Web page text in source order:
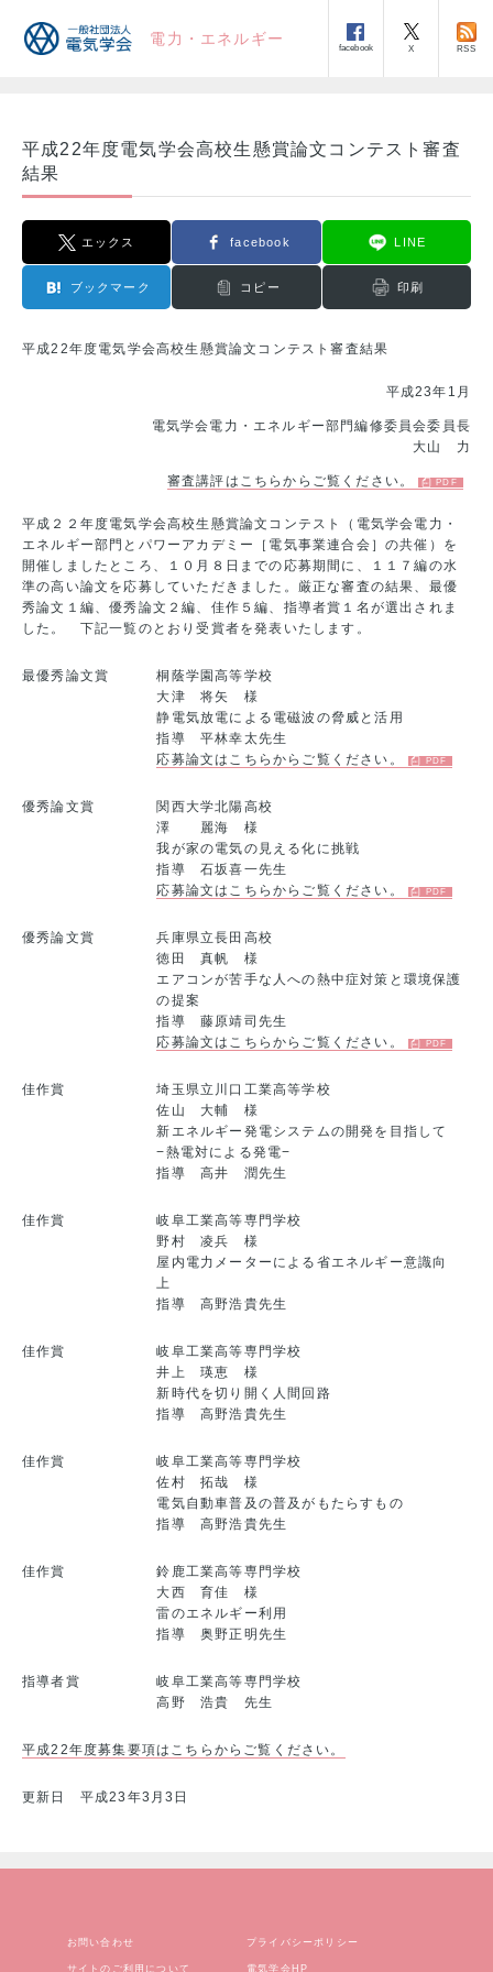
電力・エネルギー
facebook X RSS
平成22年度電気学会高校生懸賞論文コンテスト審査
結果
エックス facebook LINE
ブックマーク コピー 印刷
平成22年度電気学会高校生懸賞論文コンテスト審査結果
平成23年1月
電気学会電力・エネルギー部門編修委員会委員長
大山 力
審査講評はこちらからご覧ください。
平成２２年度電気学会高校生懸賞論文コンテスト（電気学会電力・
エネルギー部門とパワーアカデミー［電気事業連合会］の共催）を
開催しましたところ、１０月８日までの応募期間に、１１７編の水
準の高い論文を応募していただきました。厳正な審査の結果、最優
秀論文１編、優秀論文２編、佳作５編、指導者賞１名が選出されま
した。 下記一覧のとおり受賞者を発表いたします。
最優秀論文賞
桐蔭学園高等学校
大津 将矢 様
静電気放電による電磁波の脅威と活用
指導 平林幸太先生
応募論文はこちらからご覧ください。
優秀論文賞
関西大学北陽高校
澤 麗海 様
我が家の電気の見える化に挑戦
指導 石坂喜一先生
応募論文はこちらからご覧ください。
優秀論文賞
兵庫県立長田高校
徳田 真帆 様
エアコンが苦手な人への熱中症対策と環境保護
の提案
指導 藤原靖司先生
応募論文はこちらからご覧ください。
佳作賞
埼玉県立川口工業高等学校
佐山 大輔 様
新エネルギー発電システムの開発を目指して
−熱電対による発電−
指導 高井 潤先生
佳作賞
岐阜工業高等専門学校
野村 凌兵 様
屋内電力メーターによる省エネルギー意識向
上
指導 高野浩貴先生
佳作賞
岐阜工業高等専門学校
井上 瑛恵 様
新時代を切り開く人間回路
指導 高野浩貴先生
佳作賞
岐阜工業高等専門学校
佐村 拓哉 様
電気自動車普及の普及がもたらすもの
指導 高野浩貴先生
佳作賞
鈴鹿工業高等専門学校
大西 育佳 様
雷のエネルギー利用
指導 奥野正明先生
指導者賞
岐阜工業高等専門学校
高野 浩貴 先生
平成22年度募集要項はこちらからご覧ください。
更新日 平成23年3月3日
お問い合わせ プライバシーポリシー
サイトのご利用について 電気学会HP